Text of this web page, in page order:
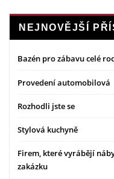
NEJNOVĚJŠÍ
Bazén pro zábavu celé
Provedení automobilová
Rozhodli jste se
Stylová kuchyně
Firem, které vyrábějí
zakázku